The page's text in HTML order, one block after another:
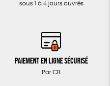
sous 1 à 4 jours ouvrés
Paiement en ligne sécurisé
Par CB